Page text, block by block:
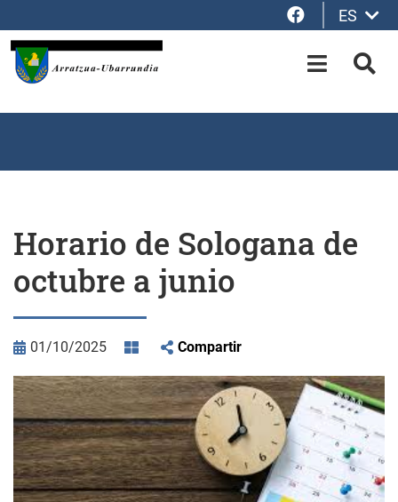
Facebook
ES
OPEN-
Horario de Sologana de
octubre a junio
01/10/2025 Compartir